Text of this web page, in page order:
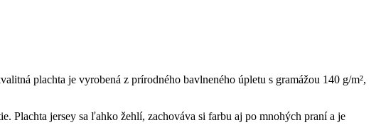
plachta je vyrobená z prírodného bavlneného úpletu s gramážou 140 g/m²,
Plachta jersey sa ľahko žehlí, zachováva si farbu aj po mnohých praní a je